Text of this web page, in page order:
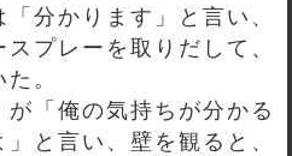
分かります」と言い、
プレーを取りだして、
。
「俺の気持ちが分かる
と言い、壁を観ると、